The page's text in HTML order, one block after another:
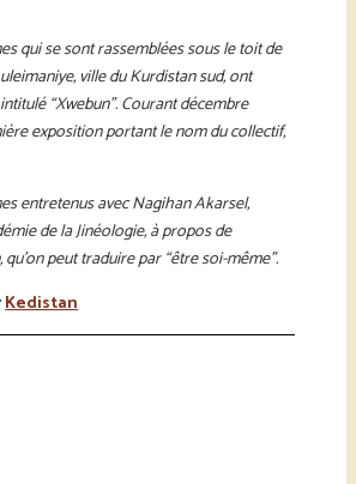
qui se sont rassemblées sous le toit de
ville du Kurdistan sud, ont
“Xwebun”. Courant décembre
exposition portant le nom du collectif,
entretenus avec Nagihan Akarsel,
de la Jinéologie, à propos de
qu’on peut traduire par “être soi-même”.
Kedistan